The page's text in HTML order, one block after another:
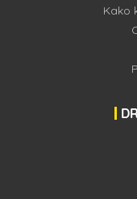
Kako